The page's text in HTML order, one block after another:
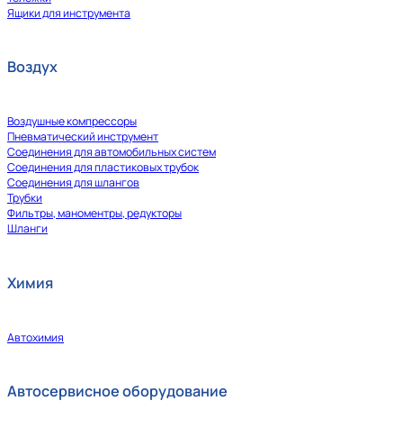
Ящики для инструмента
Воздух
Воздушные компрессоры
Пневматический инструмент
Соединения для автомобильных систем
Соединения для пластиковых трубок
Соединения для шлангов
Трубки
Фильтры, маноментры, редукторы
Шланги
Химия
Автохимия
Автосервисное оборудование